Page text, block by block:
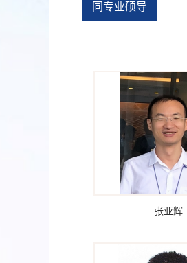
同专业硕导
张亚辉